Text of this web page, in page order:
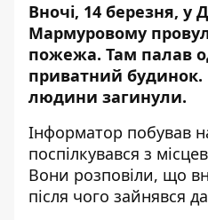
Вночі, 14 березня, у
Мармуровому
пожежа. Там палав
приватний будинок.
людини загинули.
Інформатор побував
поспілкувався з
Вони розповіли, що
після чого зайнявся